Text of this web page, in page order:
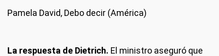
Pamela David, Debo decir (América)
La respuesta de Dietrich. El ministro aseguró que